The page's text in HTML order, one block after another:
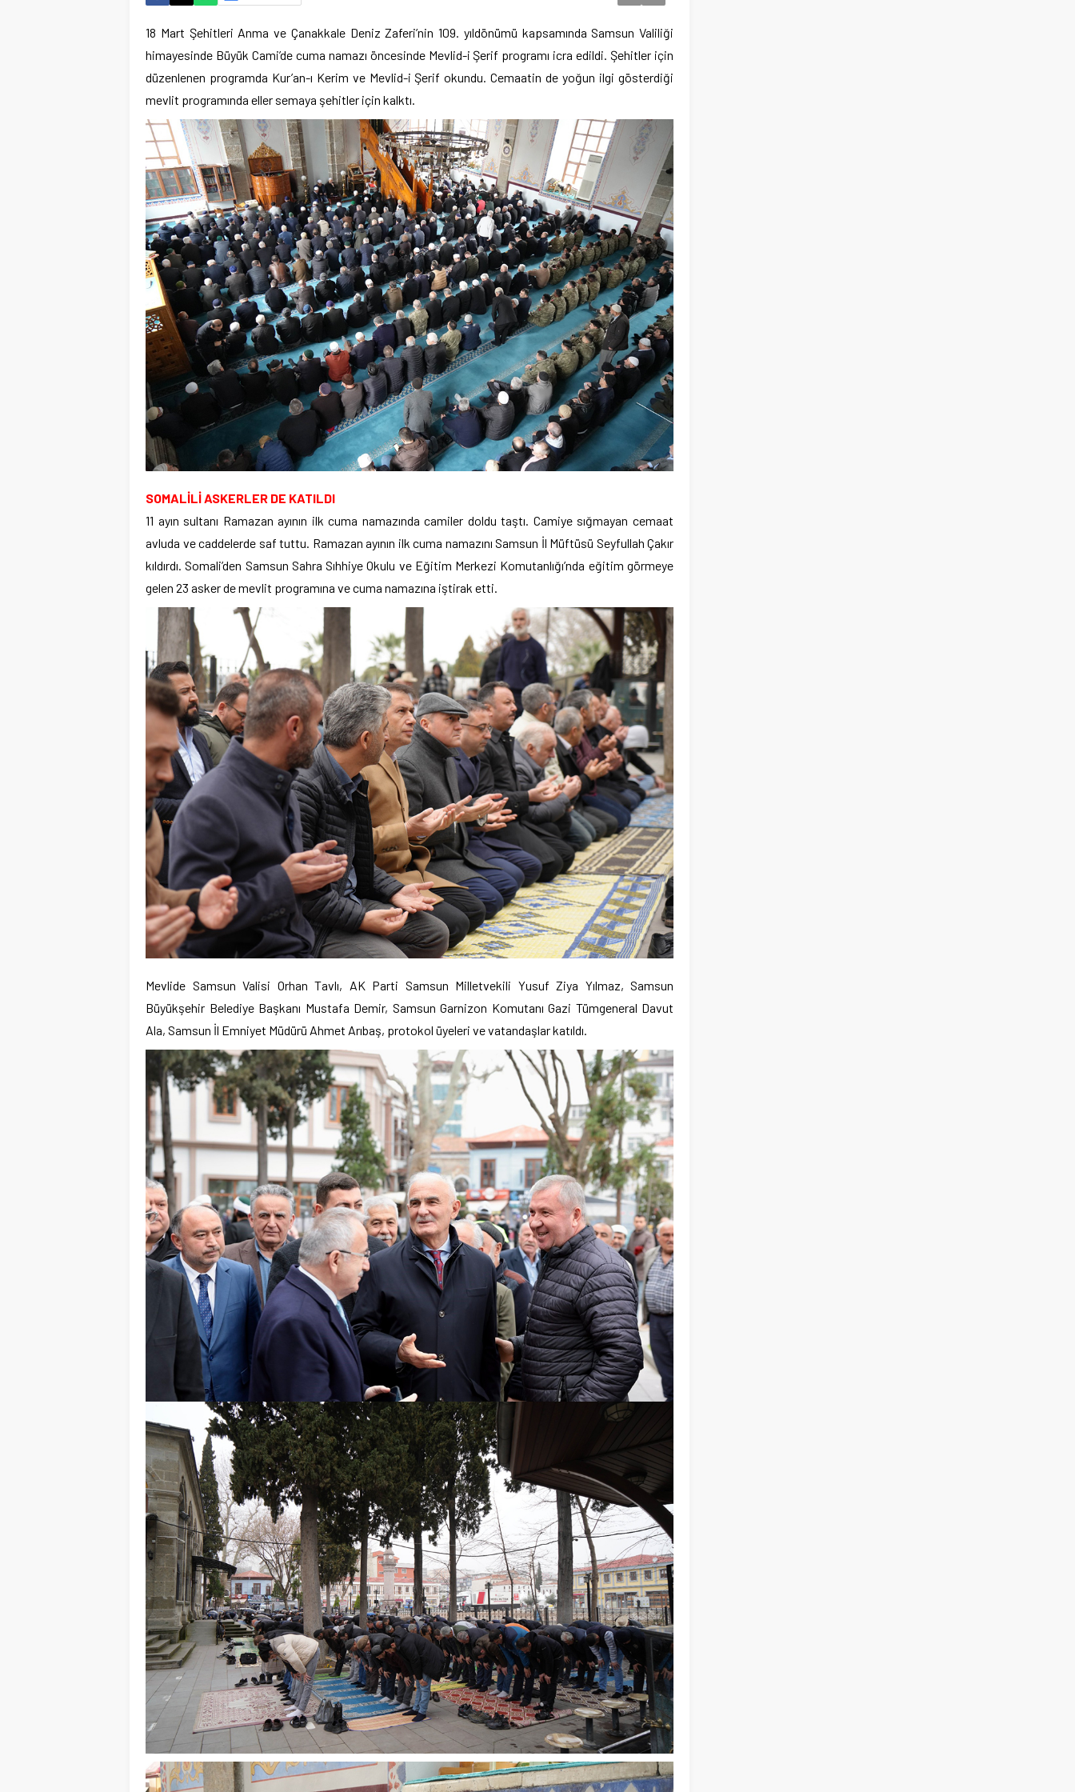
18 Mart Şehitleri Anma ve Çanakkale Deniz Zaferi’nin 109. yıldönümü kapsamında Samsun Valiliği
himayesinde Büyük Cami’de cuma namazı öncesinde Mevlid-i Şerif programı icra edildi. Şehitler için
düzenlenen programda Kur’an-ı Kerim ve Mevlid-i Şerif okundu. Cemaatin de yoğun ilgi gösterdiği
mevlit programında eller semaya şehitler için kalktı.
SOMALİLİ ASKERLER DE KATILDI
11 ayın sultanı Ramazan ayının ilk cuma namazında camiler doldu taştı. Camiye sığmayan cemaat
avluda ve caddelerde saf tuttu. Ramazan ayının ilk cuma namazını Samsun İl Müftüsü Seyfullah Çakır
kıldırdı. Somali’den Samsun Sahra Sıhhiye Okulu ve Eğitim Merkezi Komutanlığı’nda eğitim görmeye
gelen 23 asker de mevlit programına ve cuma namazına iştirak etti.
Mevlide Samsun Valisi Orhan Tavlı, AK Parti Samsun Milletvekili Yusuf Ziya Yılmaz, Samsun
Büyükşehir Belediye Başkanı Mustafa Demir, Samsun Garnizon Komutanı Gazi Tümgeneral Davut
Ala, Samsun İl Emniyet Müdürü Ahmet Arıbaş, protokol üyeleri ve vatandaşlar katıldı.